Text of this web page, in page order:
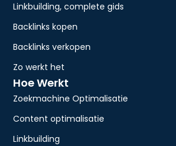
Linkbuilding, complete gids
Backlinks kopen
Backlinks verkopen
Zo werkt het
Hoe Werkt
Zoekmachine Optimalisatie
Content optimalisatie
Linkbuilding